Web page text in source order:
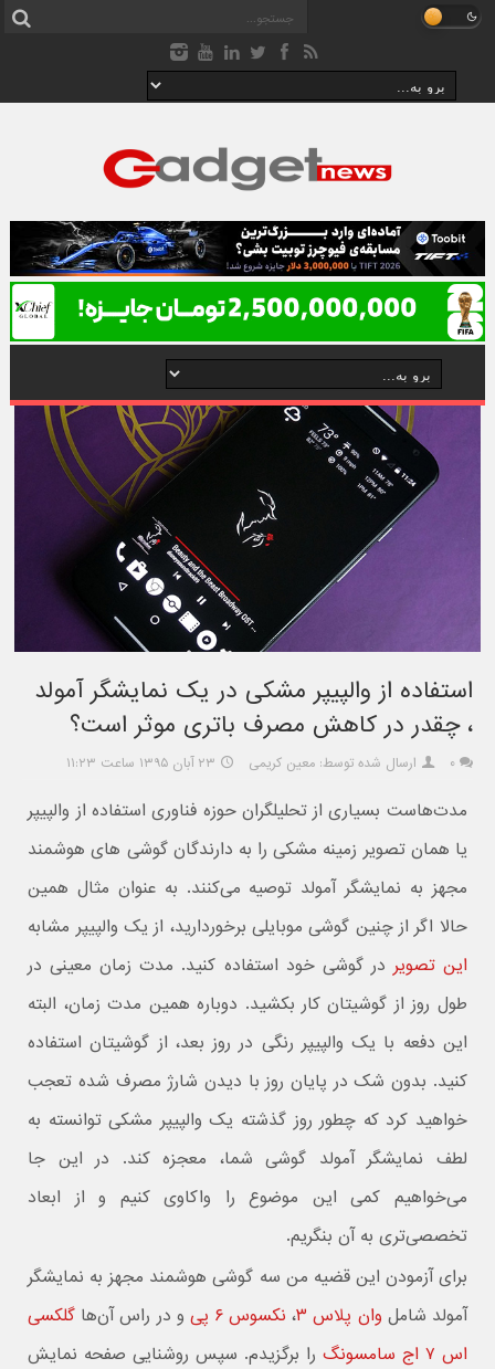
استفاده از والپیپر مشکی در یک نمایشگر آمولد
، چقدر در کاهش مصرف باتری موثر است؟
۰ ارسال شده توسط: معین کریمی ۲۳ آبان ۱۳۹۵ ساعت ۱۱:۲۳
مدت‌هاست بسیاری از تحلیلگران حوزه فناوری استفاده از والپیپر
یا همان تصویر زمینه مشکی را به دارندگان گوشی های هوشمند
مجهز به نمایشگر آمولد توصیه می‌کنند. به عنوان مثال همین
حالا اگر از چنین گوشی موبایلی برخوردارید، از یک والپیپر مشابه
این تصویر در گوشی خود استفاده کنید. مدت زمان معینی در
طول روز از گوشیتان کار بکشید. دوباره همین مدت زمان، البته
این دفعه با یک والپیپر رنگی در روز بعد، از گوشیتان استفاده
کنید. بدون شک در پایان روز با دیدن شارژ مصرف شده تعجب
خواهید کرد که چطور روز گذشته یک والپیپر مشکی توانسته به
لطف نمایشگر آمولد گوشی شما، معجزه کند. در این جا
می‌خواهیم کمی این موضوع را واکاوی کنیم و از ابعاد
تخصصی‌تری به آن بنگریم.
برای آزمودن این قضیه من سه گوشی هوشمند مجهز به نمایشگر
آمولد شامل وان پلاس ۳ ، نکسوس ۶ پی و در راس آن‌ها گلکسی
اس ۷ اج سامسونگ
را برگزیدم. سپس روشنایی صفحه نمایش